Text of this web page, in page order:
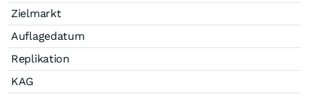
Zielmarkt
Auflagedatum
Replikation
KAG